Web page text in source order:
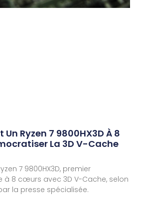
Ryzen 7 9800HX3D À 8
La 3D V-Cache
7 9800HX3D, premier
à 8 cœurs avec 3D V-Cache, selon
la presse spécialisée.